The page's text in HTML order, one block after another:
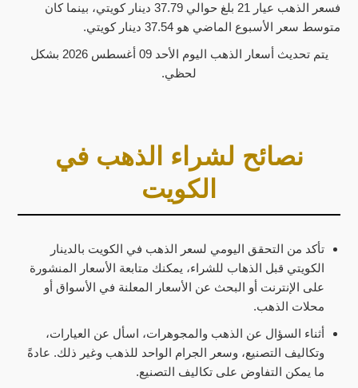
فسعر الذهب عيار 21 بلغ حوالي 37.79 دينار كويتي، بينما كان
متوسط سعر الأسبوع الماضي هو 37.54 دينار كويتي.
يتم تحديث أسعار الذهب اليوم الأحد 09 أغسطس 2026 بشكل
لحظي.
نصائح لشراء الذهب في
الكويت
تأكد من التحقق اليومي لسعر الذهب في الكويت بالدينار
الكويتي قبل الذهاب للشراء، يمكنك متابعة الأسعار المنشورة
على الإنترنت أو البحث عن الأسعار المعلنة في الأسواق أو
محلات الذهب.
أثناء السؤال عن الذهب والمجوهرات، اسأل عن العيارات،
وتكاليف التصنيع، وسعر الجرام الواحد للذهب وغير ذلك. عادةً
ما يمكن التفاوض على تكاليف التصنيع.